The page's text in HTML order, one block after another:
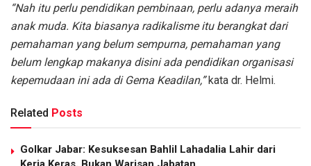
“Nah itu perlu pendidikan pembinaan, perlu adanya meraih
anak muda. Kita biasanya radikalisme itu berangkat dari
pemahaman yang belum sempurna, pemahaman yang
belum lengkap makanya disini ada pendidikan organisasi
kepemudaan ini ada di Gema Keadilan,”kata dr. Helmi.
Related Posts
Golkar Jabar: Kesuksesan Bahlil Lahadalia Lahir dari